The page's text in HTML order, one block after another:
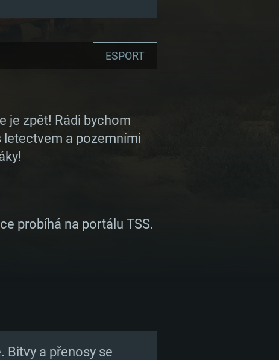
ESPORT
je zpět! Rádi bychom
letectvem a pozemními
probíhá na portálu TSS.
Bitvy a přenosy se